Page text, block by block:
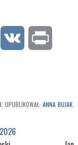
Tumblr VK
. OPUBLIKOWAŁ:ANNA BUJAK